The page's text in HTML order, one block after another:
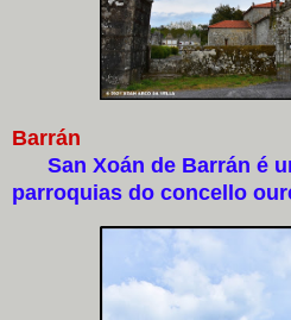
Barrán
San Xoán de Barrán é
parroquias do concello